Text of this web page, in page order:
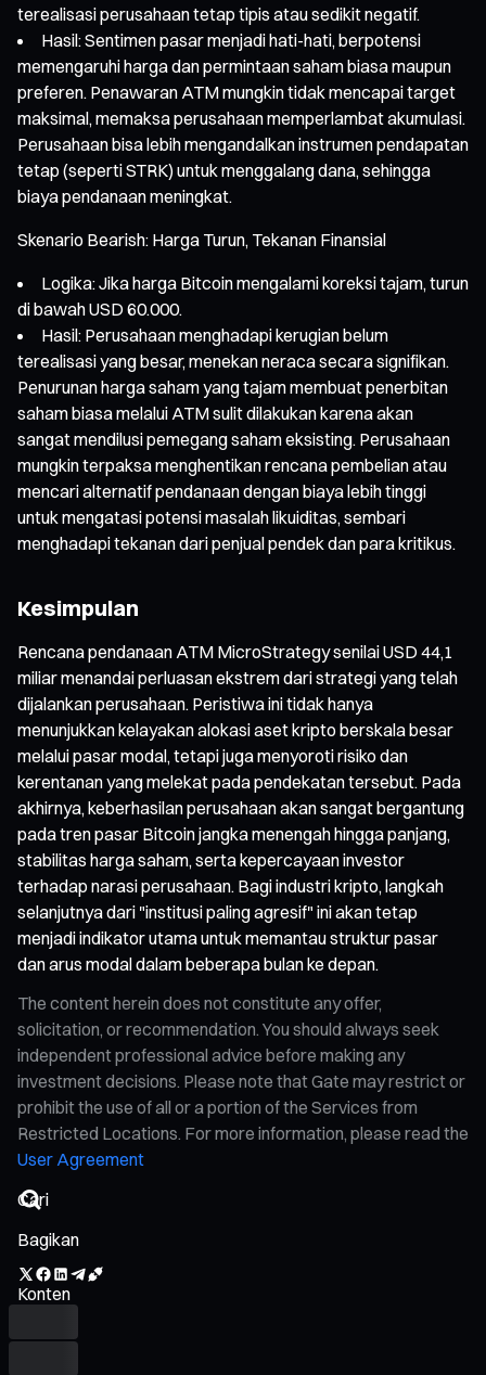
terealisasi perusahaan tetap tipis atau sedikit negatif.
Hasil: Sentimen pasar menjadi hati-hati, berpotensi
memengaruhi harga dan permintaan saham biasa maupun
preferen. Penawaran ATM mungkin tidak mencapai target
maksimal, memaksa perusahaan memperlambat akumulasi.
Perusahaan bisa lebih mengandalkan instrumen pendapatan
tetap (seperti STRK) untuk menggalang dana, sehingga
biaya pendanaan meningkat.
Skenario Bearish: Harga Turun, Tekanan Finansial
Logika: Jika harga Bitcoin mengalami koreksi tajam, turun
di bawah USD 60.000.
Hasil: Perusahaan menghadapi kerugian belum
terealisasi yang besar, menekan neraca secara signifikan.
Penurunan harga saham yang tajam membuat penerbitan
saham biasa melalui ATM sulit dilakukan karena akan
sangat mendilusi pemegang saham eksisting. Perusahaan
mungkin terpaksa menghentikan rencana pembelian atau
mencari alternatif pendanaan dengan biaya lebih tinggi
untuk mengatasi potensi masalah likuiditas, sembari
menghadapi tekanan dari penjual pendek dan para kritikus.
Kesimpulan
Rencana pendanaan ATM MicroStrategy senilai USD 44,1
miliar menandai perluasan ekstrem dari strategi yang telah
dijalankan perusahaan. Peristiwa ini tidak hanya
menunjukkan kelayakan alokasi aset kripto berskala besar
melalui pasar modal, tetapi juga menyoroti risiko dan
kerentanan yang melekat pada pendekatan tersebut. Pada
akhirnya, keberhasilan perusahaan akan sangat bergantung
pada tren pasar Bitcoin jangka menengah hingga panjang,
stabilitas harga saham, serta kepercayaan investor
terhadap narasi perusahaan. Bagi industri kripto, langkah
selanjutnya dari "institusi paling agresif" ini akan tetap
menjadi indikator utama untuk memantau struktur pasar
dan arus modal dalam beberapa bulan ke depan.
The content herein does not constitute any offer,
solicitation, or recommendation. You should always seek
independent professional advice before making any
investment decisions. Please note that Gate may restrict or
prohibit the use of all or a portion of the Services from
Restricted Locations. For more information, please read the
User Agreement
Bagikan
Konten